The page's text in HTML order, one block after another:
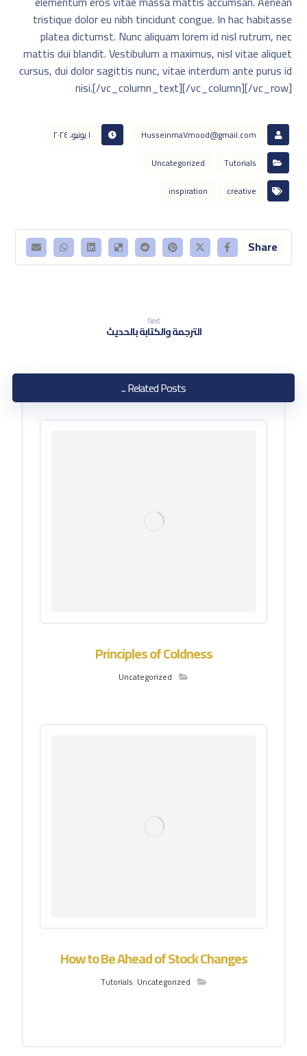
tristique dolor eu nibh tincidunt congue. In hac habitasse
platea dictumst. Nunc aliquam lorem id nisl rutrum, nec
mattis dui blandit. Vestibulum a maximus, nisl vitae aliquet
cursus, dui dolor sagittis nunc, vitae interdum ante purus id
nisi.[/vc_column_text][/vc_column][/vc_row]
Husseinma٧mood@gmail.com
١ يونيو، ٢٠٢٤
Tutorials
Uncategorized
creative
inspiration
Next
الترجمة والكتابة بالحديث
Related Posts ...
Principles of Coldness
Uncategorized
How to Be Ahead of Stock Changes
Tutorials, Uncategorized